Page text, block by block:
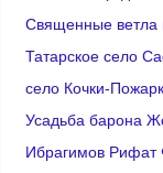
Cвященные ветла
Татарское село
село Кочки-
Усадьба барона
Ибрагимов Рифат